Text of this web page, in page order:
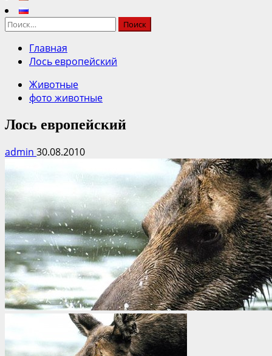
Найти:
Главная
Лось европейский
Животные
фото животные
Лось европейский
admin 30.08.2010